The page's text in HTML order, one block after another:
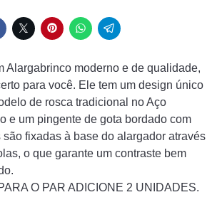
Alargabrinco moderno e de qualidade,
para você. Ele tem um design único
de rosca tradicional no Aço
e um pingente de gota bordado com
são fixadas à base do alargador através
o que garante um contraste bem
O PAR ADICIONE 2 UNIDADES.